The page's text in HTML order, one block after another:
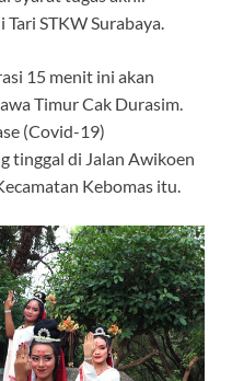
STKW Surabaya.
15 menit ini akan
Timur Cak Durasim.
(Covid-19)
tinggal di Jalan Awikoen
Kebomas itu.